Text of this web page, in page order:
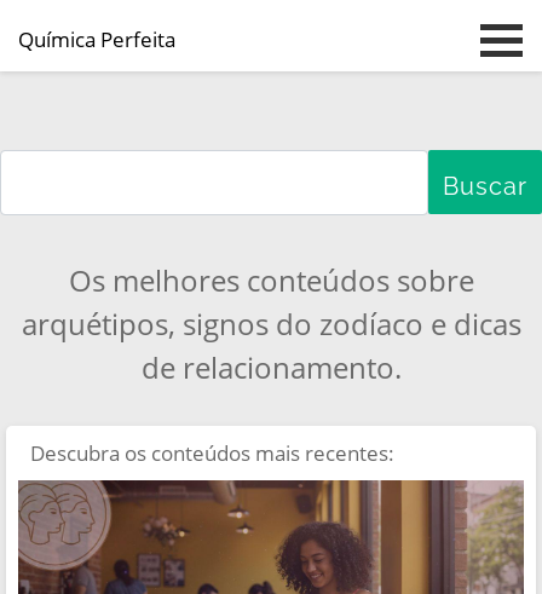
Pular para o conteúdo principal
Química Perfeita
Os melhores conteúdos sobre
arquétipos, signos do zodíaco e dicas
de relacionamento.
Descubra os conteúdos mais recentes: